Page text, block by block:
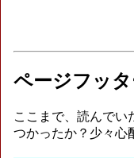
ページフッ
ここまで、読んでい
つかったか？少々心